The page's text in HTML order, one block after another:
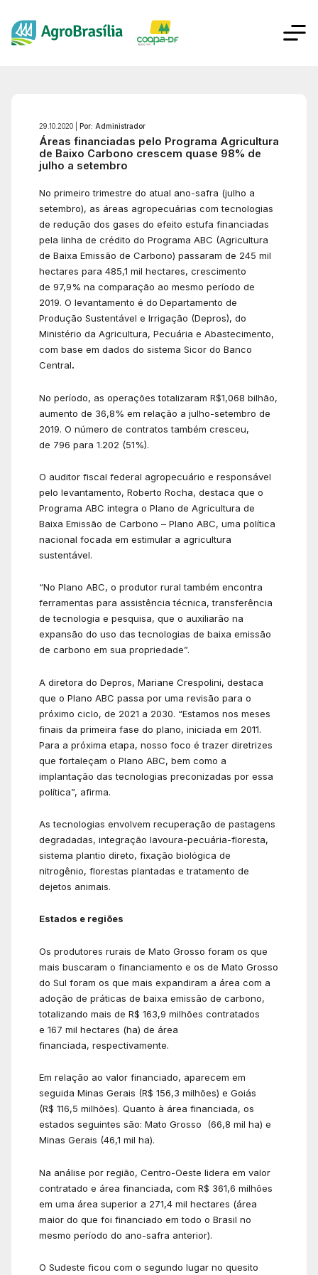
29.10.2020 | Por: Administrador
Áreas financiadas pelo Programa Agricultura
de Baixo Carbono crescem quase 98% de
julho a setembro
No primeiro trimestre do atual ano-safra (julho a
setembro), as áreas agropecuárias com tecnologias
de redução dos gases do efeito estufa financiadas
pela linha de crédito do Programa ABC (Agricultura
de Baixa Emissão de Carbono) passaram de 245 mil
hectares para 485,1 mil hectares, crescimento
de 97,9% na comparação ao mesmo período de
2019. O levantamento é do Departamento de
Produção Sustentável e Irrigação (Depros), do
Ministério da Agricultura, Pecuária e Abastecimento,
com base em dados do sistema Sicor do Banco
Central.
No período, as operações totalizaram R$1,068 bilhão,
aumento de 36,8% em relação a julho-setembro de
2019. O número de contratos também cresceu,
de 796 para 1.202 (51%).
O auditor fiscal federal agropecuário e responsável
pelo levantamento, Roberto Rocha, destaca que o
Programa ABC integra o Plano de Agricultura de
Baixa Emissão de Carbono – Plano ABC, uma política
nacional focada em estimular a agricultura
sustentável.
“No Plano ABC, o produtor rural também encontra
ferramentas para assistência técnica, transferência
de tecnologia e pesquisa, que o auxiliarão na
expansão do uso das tecnologias de baixa emissão
de carbono em sua propriedade”.
A diretora do Depros, Mariane Crespolini, destaca
que o Plano ABC passa por uma revisão para o
próximo ciclo, de 2021 a 2030. “Estamos nos meses
finais da primeira fase do plano, iniciada em 2011.
Para a próxima etapa, nosso foco é trazer diretrizes
que fortaleçam o Plano ABC, bem como a
implantação das tecnologias preconizadas por essa
política”, afirma.
As tecnologias envolvem recuperação de pastagens
degradadas, integração lavoura-pecuária-floresta,
sistema plantio direto, fixação biológica de
nitrogênio, florestas plantadas e tratamento de
dejetos animais.
Estados e regiões
Os produtores rurais de Mato Grosso foram os que
mais buscaram o financiamento e os de Mato Grosso
do Sul foram os que mais expandiram a área com a
adoção de práticas de baixa emissão de carbono,
totalizando mais de R$ 163,9 milhões contratados
e 167 mil hectares (ha) de área
financiada, respectivamente.
Em relação ao valor financiado, aparecem em
seguida Minas Gerais (R$ 156,3 milhões) e Goiás
(R$ 116,5 milhões). Quanto à área financiada, os
estados seguintes são: Mato Grosso (66,8 mil ha) e
Minas Gerais (46,1 mil ha).
Na análise por região, Centro-Oeste lidera em valor
contratado e área financiada, com R$ 361,6 milhões
em uma área superior a 271,4 mil hectares (área
maior do que foi financiado em todo o Brasil no
mesmo período do ano-safra anterior).
O Sudeste ficou com o segundo lugar no quesito